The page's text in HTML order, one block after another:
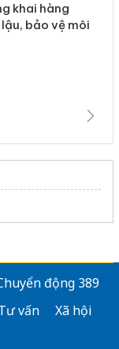
khai hàng
bảo vệ môi
động 389
vấn
Xã hội